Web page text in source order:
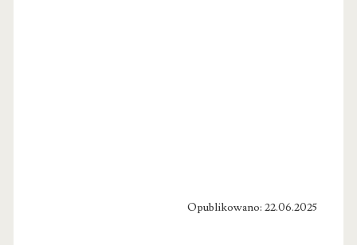
Opublikowano: 22.06.2025